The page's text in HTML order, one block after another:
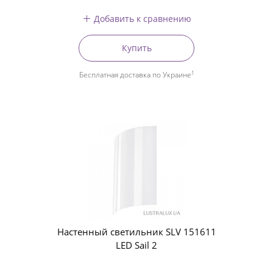
Добавить к сравнению
Купить
Бесплатная доставка по Украине1
Настенный светильник SLV 151611
LED Sail 2